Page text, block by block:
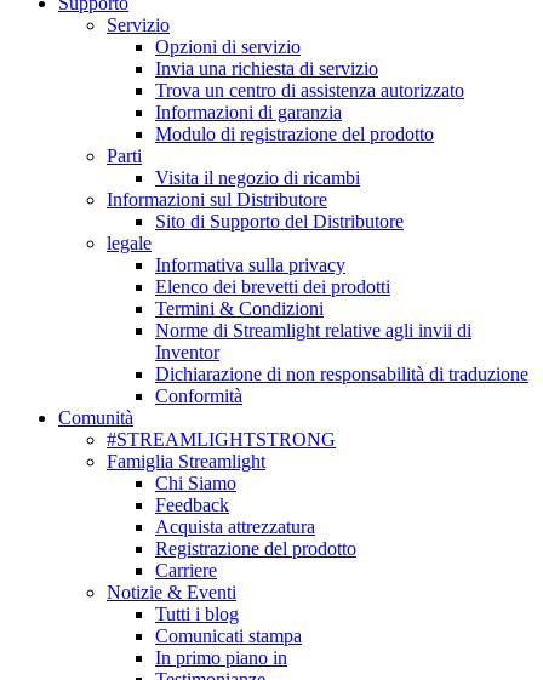
Servizio
Opzioni di servizio
Invia una richiesta di servizio
Trova un centro di assistenza autorizzato
Informazioni di garanzia
Modulo di registrazione del prodotto
Parti
Visita il negozio di ricambi
Informazioni sul Distributore
Sito di Supporto del Distributore
legale
Informativa sulla privacy
Elenco dei brevetti dei prodotti
Termini & Condizioni
Norme di Streamlight relative agli invii di
Inventor
Dichiarazione di non responsabilità di traduzione
Conformità
Comunità
#STREAMLIGHTSTRONG
Famiglia Streamlight
Chi Siamo
Feedback
Acquista attrezzatura
Registrazione del prodotto
Carriere
Notizie & Eventi
Tutti i blog
Comunicati stampa
In primo piano in